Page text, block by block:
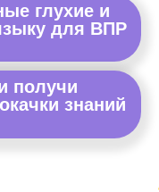
глухие и
для ВПР
получи
знаний